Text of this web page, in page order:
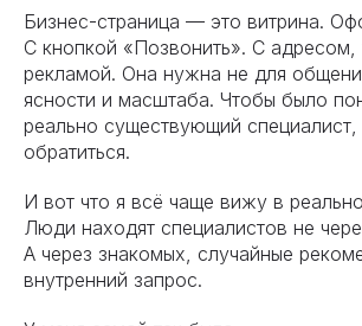
Бизнес-страница — это витрина.
С кнопкой «Позвонить». С адресом,
рекламой. Она нужна не для
ясности и масштаба. Чтобы было
реально существующий
обратиться.
И вот что я всё чаще вижу в
Люди находят специалистов не
А через знакомых, случайные
внутренний запрос.